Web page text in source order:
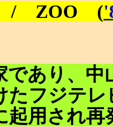
/ ZOO (
であり、中
たフジテ
起用され再